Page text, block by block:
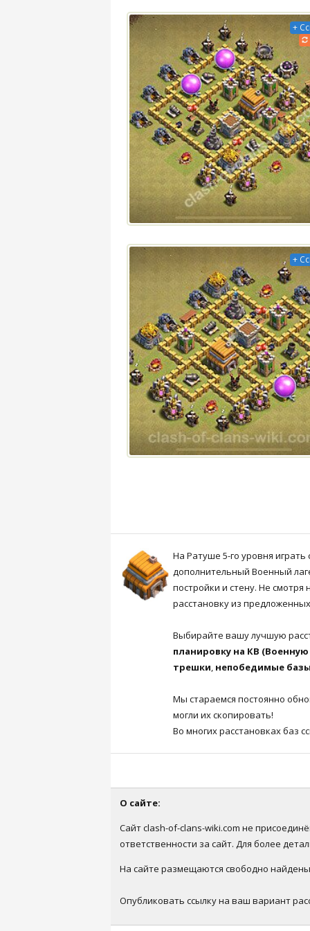
+
+
На Ратуше 5-го уровня
дополнительный Военный
постройки и стену. Не
расстановку из
Выбирайте вашу лучшую
планировку на КВ (Военную
трешки, непобедимые
Мы стараемся постоянно
могли их скопировать!
Во многих расстановках баз
О сайте:
Сайт clash-of-clans-wiki.com не
ответственности за сайт. Для более
На сайте размещаются свободно
Опубликовать ссылку на ваш вариант